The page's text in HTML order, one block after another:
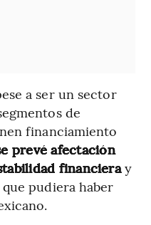
a ser un sector
de
financiamiento
prevé afectación
financieray
pudiera haber